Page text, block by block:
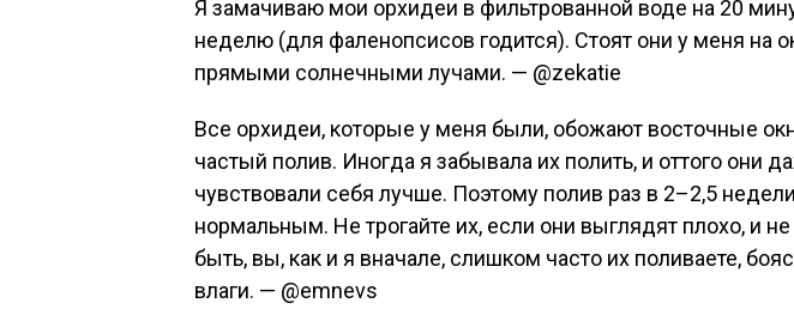
Я замачиваю мои орхидеи в фильтрованной воде на 20
неделю (для фаленопсисов годится). Стоят они у меня на
прямыми солнечными лучами. — @zekatie
Все орхидеи, которые у меня были, обожают восточные
частый полив. Иногда я забывала их полить, и оттого они
чувствовали себя лучше. Поэтому полив раз в 2–2,5
нормальным. Не трогайте их, если они выглядят плохо, и
быть, вы, как и я вначале, слишком часто их поливаете,
влаги. — @emnevs